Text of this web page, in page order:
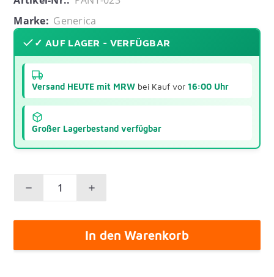
Marke: Generica
✓ AUF LAGER - VERFÜGBAR
Versand HEUTE mit MRW bei Kauf vor 16:00 Uhr
Großer Lagerbestand verfügbar
In den Warenkorb